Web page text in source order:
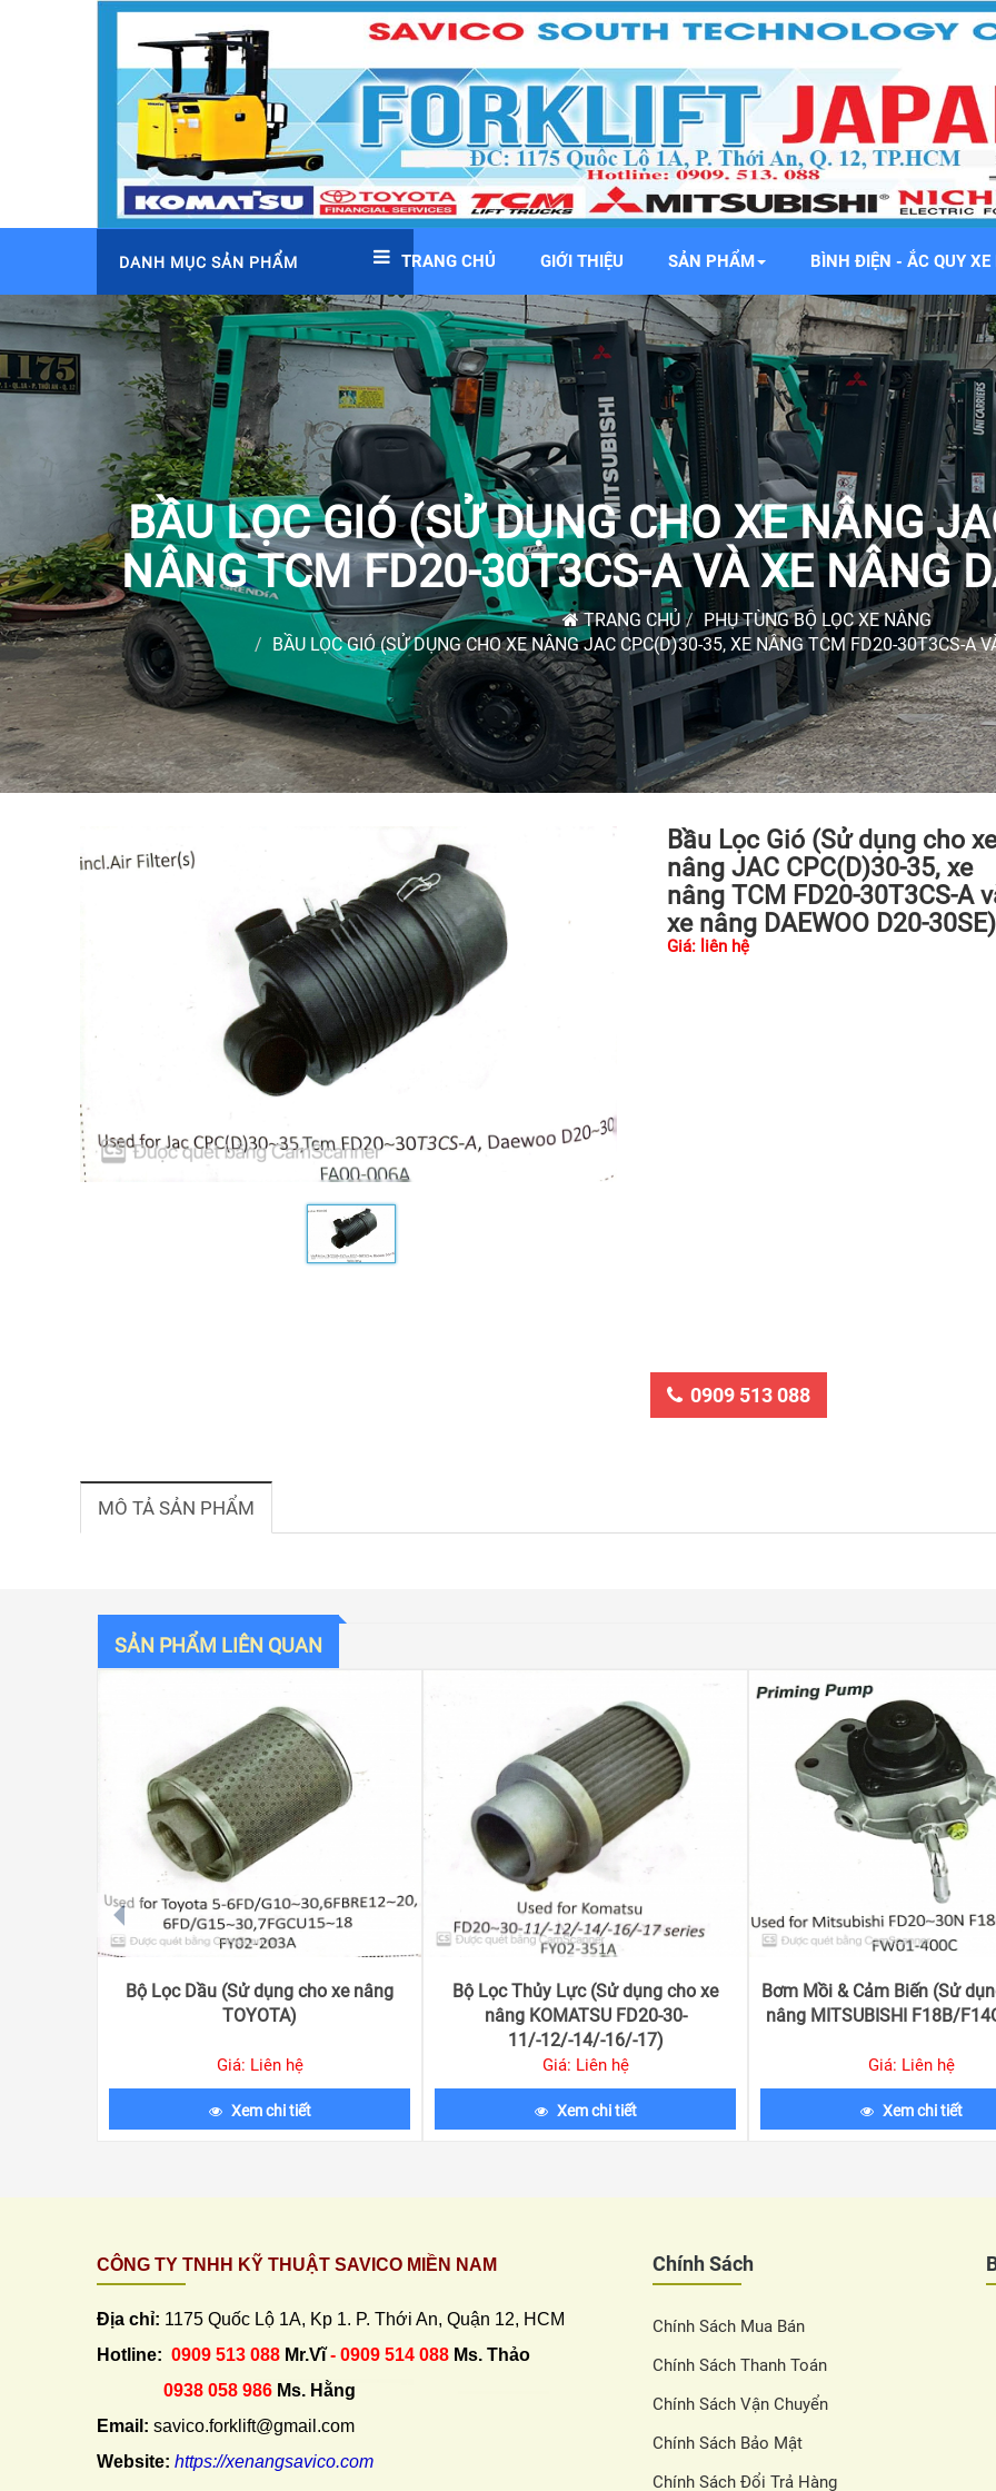
DANH MỤC SẢN PHẨM TRANG CHỦ GIỚI THIỆU SẢN PHẨM BÌNH ĐIỆN - ẮC QUY XE
BẦU LỌC GIÓ (SỬ DỤNG CHO XE NÂNG
NÂNG TCM FD20-30T3CS-A VÀ XE NÂNG
TRANG CHỦ
PHỤ TÙNG BỘ LỌC XE NÂNG
BẦU LỌC GIÓ (SỬ DỤNG CHO XE NÂNG JAC CPC(D)30-35, XE NÂNG TCM FD20-30T3CS-A
Bầu Lọc Gió (Sử dụng cho xe
nâng JAC CPC(D)30-35, xe
nâng TCM FD20-30T3CS-A
xe nâng DAEWOO D20-30SE)
Giá: liên hệ
0909 513 088
MÔ TẢ SẢN PHẨM
SẢN PHẨM LIÊN QUAN
Bộ Lọc Dầu (Sử dụng cho xe nâng
TOYOTA)
Giá: Liên hệ
Xem chi tiết
Bộ Lọc Thủy Lực (Sử dụng cho xe
nâng KOMATSU FD20-30-
11/-12/-14/-16/-17)
Giá: Liên hệ
Xem chi tiết
Bơm Mồi & Cảm Biến (Sử
nâng MITSUBISHI F18B/
Giá: Liên hệ
Xem chi tiết
prev
CÔNG TY TNHH KỸ THUẬT SAVICO MIỀN NAM
Địa chỉ: 1175 Quốc Lộ 1A, Kp 1. P. Thới An, Quận 12, HCM
Hotline: 0909 513 088 Mr.Vĩ- 0909 514 088 Ms. Thảo
0938 058 986 Ms. Hằng
Email: savico.forklift@gmail.com
Website: https://xenangsavico.com
Chính Sách
Chính Sách Mua Bán
Chính Sách Thanh Toán
Chính Sách Vận Chuyển
Chính Sách Bảo Mật
Chính Sách Đổi Trả Hàng